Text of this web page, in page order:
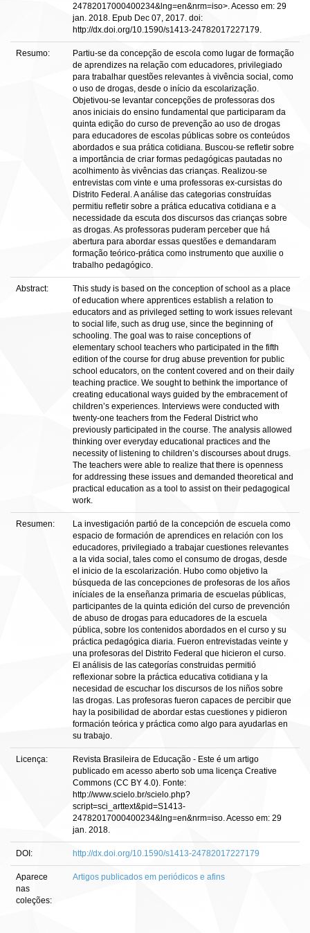
24782017000400234&lng=en&nrm=iso>. Acesso em: 29
jan. 2018. Epub Dec 07, 2017. doi:
http://dx.doi.org/10.1590/s1413-24782017227179.
Resumo:
Partiu-se da concepção de escola como lugar de formação
de aprendizes na relação com educadores, privilegiado
para trabalhar questões relevantes à vivência social, como
o uso de drogas, desde o início da escolarização.
Objetivou-se levantar concepções de professoras dos
anos iniciais do ensino fundamental que participaram da
quinta edição do curso de prevenção ao uso de drogas
para educadores de escolas públicas sobre os conteúdos
abordados e sua prática cotidiana. Buscou-se refletir sobre
a importância de criar formas pedagógicas pautadas no
acolhimento às vivências das crianças. Realizou-se
entrevistas com vinte e uma professoras ex-cursistas do
Distrito Federal. A análise das categorias construídas
permitiu refletir sobre a prática educativa cotidiana e a
necessidade da escuta dos discursos das crianças sobre
as drogas. As professoras puderam perceber que há
abertura para abordar essas questões e demandaram
formação teórico-prática como instrumento que auxilie o
trabalho pedagógico.
Abstract:
This study is based on the conception of school as a place
of education where apprentices establish a relation to
educators and as privileged setting to work issues relevant
to social life, such as drug use, since the beginning of
schooling. The goal was to raise conceptions of
elementary school teachers who participated in the fifth
edition of the course for drug abuse prevention for public
school educators, on the content covered and on their daily
teaching practice. We sought to bethink the importance of
creating educational ways guided by the embracement of
children’s experiences. Interviews were conducted with
twenty-one teachers from the Federal District who
previously participated in the course. The analysis allowed
thinking over everyday educational practices and the
necessity of listening to children’s discourses about drugs.
The teachers were able to realize that there is openness
for addressing these issues and demanded theoretical and
practical education as a tool to assist on their pedagogical
work.
Resumen:
La investigación partió de la concepción de escuela como
espacio de formación de aprendices en relación con los
educadores, privilegiado a trabajar cuestiones relevantes
a la vida social, tales como el consumo de drogas, desde
el inicio de la escolarización. Hubo como objetivo la
búsqueda de las concepciones de profesoras de los años
iníciales de la enseñanza primaria de escuelas públicas,
participantes de la quinta edición del curso de prevención
de abuso de drogas para educadores de la escuela
pública, sobre los contenidos abordados en el curso y su
práctica pedagógica diaria. Fueron entrevistadas veinte y
una profesoras del Distrito Federal que hicieron el curso.
El análisis de las categorías construidas permitió
reflexionar sobre la práctica educativa cotidiana y la
necesidad de escuchar los discursos de los niños sobre
las drogas. Las profesoras fueron capaces de percibir que
hay la posibilidad de abordar estas cuestiones y pidieron
formación teórica y práctica como algo para ayudarlas en
su trabajo.
Licença:
Revista Brasileira de Educação - Este é um artigo
publicado em acesso aberto sob uma licença Creative
Commons (CC BY 4.0). Fonte:
http://www.scielo.br/scielo.php?
script=sci_arttext&pid=S1413-
24782017000400234&lng=en&nrm=iso. Acesso em: 29
jan. 2018.
DOI: http://dx.doi.org/10.1590/s1413-24782017227179
Aparece
nas
coleções:
Artigos publicados em periódicos e afins